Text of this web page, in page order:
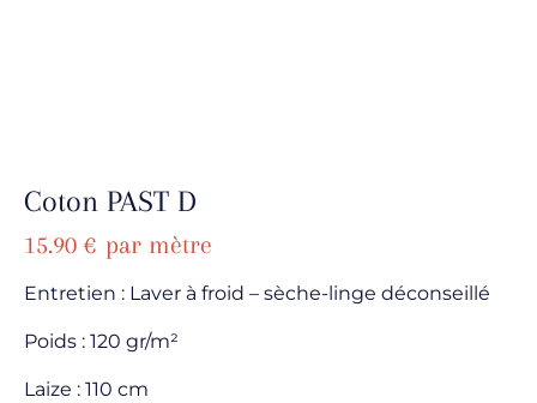
Coton PAST D
15.90€ par mètre
Entretien : Laver à froid – sèche-linge déconseillé
Poids : 120 gr/m²
Laize : 110 cm